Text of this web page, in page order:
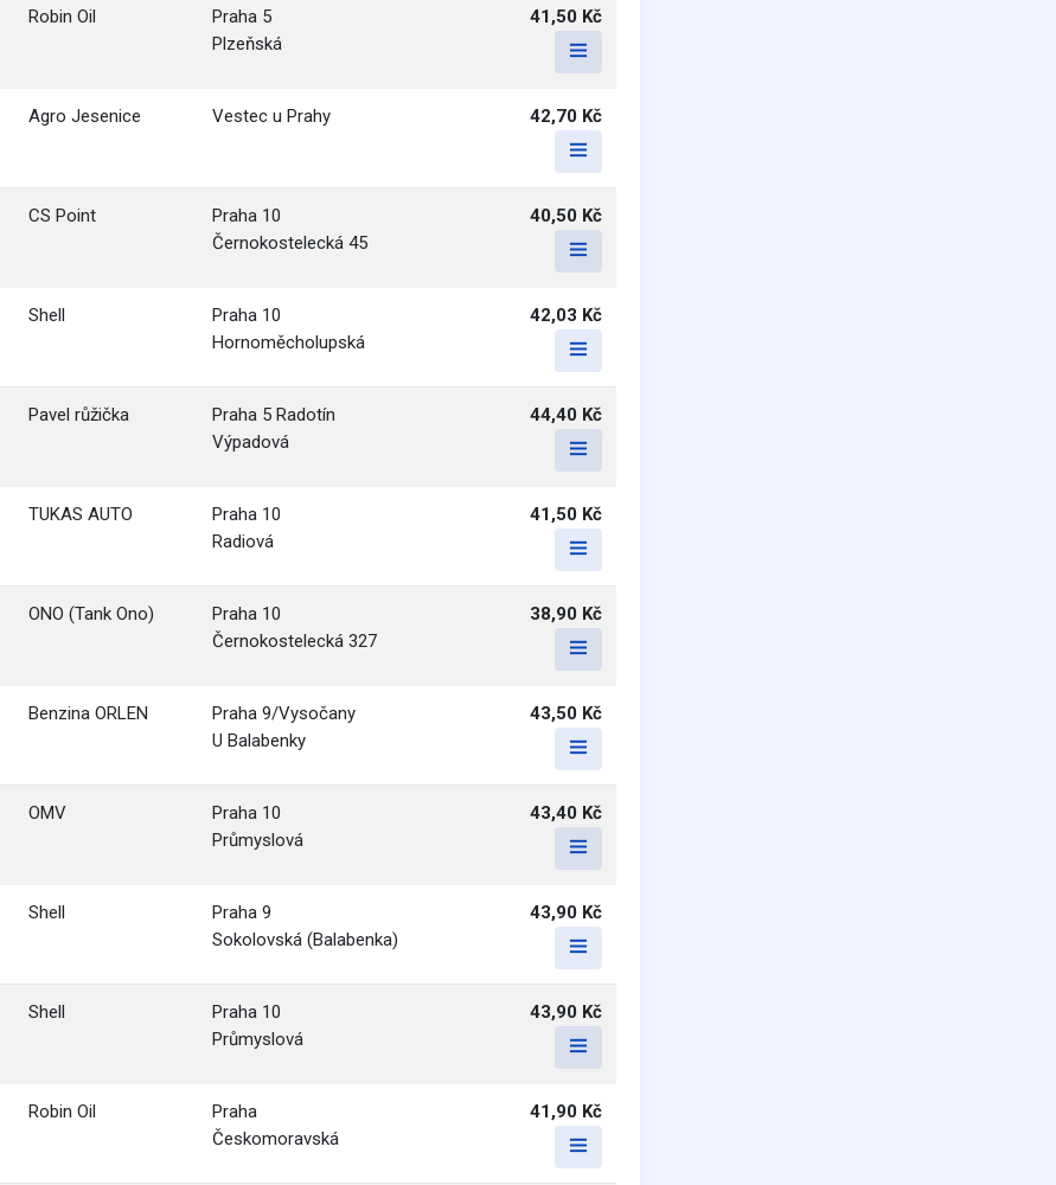
Robin Oil
Praha 5
Plzeňská
41,50 Kč
Agro Jesenice Vestec u Prahy 42,70 Kč
CS Point
Praha 10
Černokostelecká 45
40,50 Kč
Shell
Praha 10
Hornoměcholupská
42,03 Kč
Pavel růžička
Praha 5 Radotín
Výpadová
44,40 Kč
TUKAS AUTO
Praha 10
Radiová
41,50 Kč
ONO (Tank Ono)
Praha 10
Černokostelecká 327
38,90 Kč
Benzina ORLEN
Praha 9/Vysočany
U Balabenky
43,50 Kč
OMV
Praha 10
Průmyslová
43,40 Kč
Shell
Praha 9
Sokolovská (Balabenka)
43,90 Kč
Shell
Praha 10
Průmyslová
43,90 Kč
Robin Oil
Praha
Českomoravská
41,90 Kč